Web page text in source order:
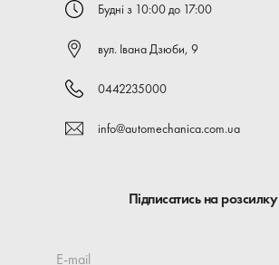
Будні з 10:00 до 17:00
вул. Івана Дзюби, 9
0442235000
info@automechanica.com.ua
Підписатись на розсилку
E-mail